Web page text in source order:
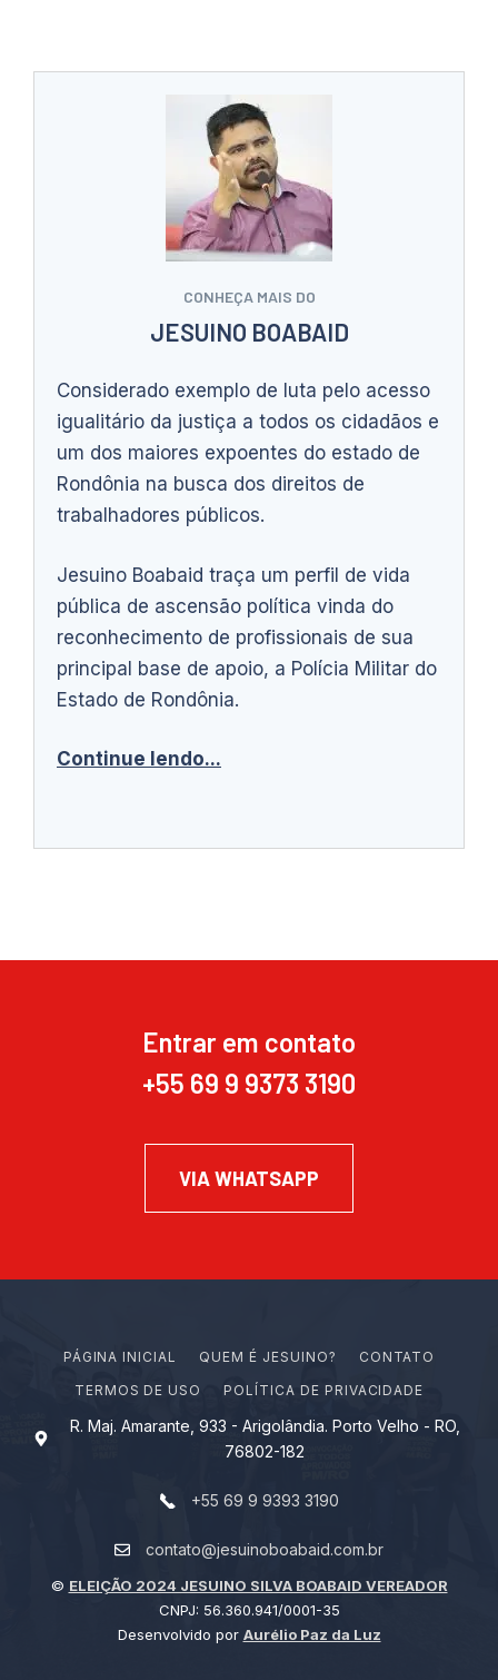
CONHEÇA MAIS DO
JESUINO BOABAID
Considerado exemplo de luta pelo acesso
igualitário da justiça a todos os cidadãos e
um dos maiores expoentes do estado de
Rondônia na busca dos direitos de
trabalhadores públicos.
Jesuino Boabaid traça um perfil de vida
pública de ascensão política vinda do
reconhecimento de profissionais de sua
principal base de apoio, a Polícia Militar do
Estado de Rondônia.
Continue lendo...
Entrar em contato
+55 69 9 9373 3190
VIA WHATSAPP
PÁGINA INICIAL Q U EM É J ES U I N O?
CONTATO
TERMOS DE USO
POLÍTICA DE PRIVACIDADE
R. Maj. Amarante, 933 - Arigolândia. Porto Velho - RO,
76802-182
+55 69 9 9393 3190
contato@jesuinoboabaid.com.br
© ELEIÇÃO 2024 JESUINO SILVA BOABAID VEREADOR
CNPJ: 56.360.941/0001-35
Desenvolvido por Aurélio Paz da Luz